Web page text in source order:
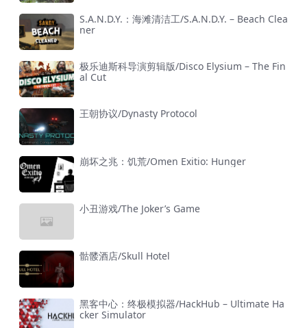
S.A.N.D.Y.：海滩清洁工/S.A.N.D.Y. – Beach Clea
ner
极乐迪斯科导演剪辑版/Disco Elysium – The Fin
al Cut
王朝协议/Dynasty Protocol
崩坏之兆：饥荒/Omen Exitio: Hunger
小丑游戏/The Joker’s Game
骷髅酒店/Skull Hotel
黑客中心：终极模拟器/HackHub – Ultimate Ha
cker Simulator